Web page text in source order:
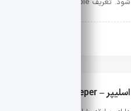
شود. تعریف Cable …
اسلیپر – Sleeper